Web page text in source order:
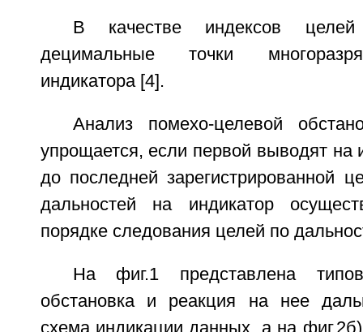
В качестве индексов
децимальные точки
индикатора [4].
Анализ помехо-целевой
упрощается, если первой выводят на
до последней зарегистрированной
дальностей на индикатор
порядке следования целей по
На фиг.1 представлена
обстановка и реакция на нее
схема индикации данных, а на